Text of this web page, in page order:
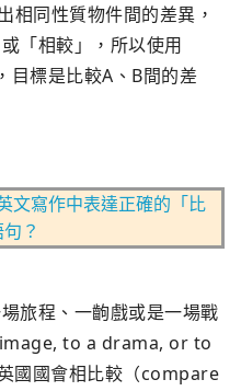
同性質物件間的差異，
「相較」，所以使用
標是比較A、B間的差
文寫作中表達正確的「比
？
旅程、一齣戲或是一場戰
to a drama, or to
國國會相比較（compare